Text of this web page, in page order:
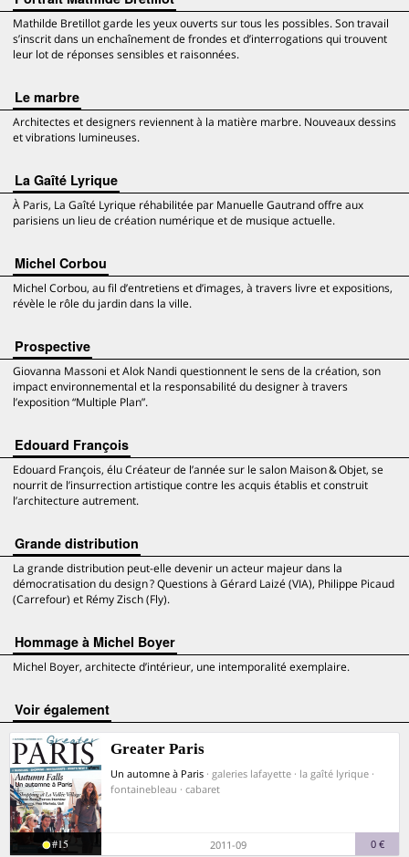
Mathilde Bretillot garde les yeux ouverts sur tous les possibles. Son travail
s’inscrit dans un enchaînement de frondes et d’interrogations qui trouvent
leur lot de réponses sensibles et raisonnées.
Le marbre
Architectes et designers reviennent à la matière marbre. Nouveaux dessins
et vibrations lumineuses.
La Gaîté Lyrique
À Paris, La Gaîté Lyrique réhabilitée par Manuelle Gautrand offre aux
parisiens un lieu de création numérique et de musique actuelle.
Michel Corbou
Michel Corbou, au fil d’entretiens et d’images, à travers livre et expositions,
révèle le rôle du jardin dans la ville.
Prospective
Giovanna Massoni et Alok Nandi questionnent le sens de la création, son
impact environnemental et la responsabilité du designer à travers
l’exposition “Multiple Plan”.
Edouard François
Edouard François, élu Créateur de l’année sur le salon Maison & Objet, se
nourrit de l’insurrection artistique contre les acquis établis et construit
l’architecture autrement.
Grande distribution
La grande distribution peut-elle devenir un acteur majeur dans la
démocratisation du design ? Questions à Gérard Laizé (VIA), Philippe Picaud
(Carrefour) et Rémy Zisch (Fly).
Hommage à Michel Boyer
Michel Boyer, architecte d’intérieur, une intemporalité exemplaire.
voir également
Greater Paris
Un automne à Paris · galeries lafayette · la gaîté lyrique ·
fontainebleau · cabaret
#15 2011-09 0 €